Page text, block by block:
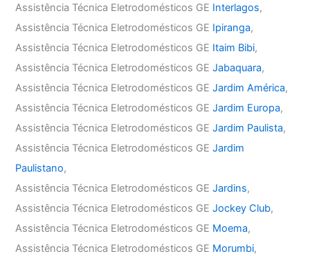
Assistência Técnica Eletrodomésticos GE Interlagos,
Assistência Técnica Eletrodomésticos GE Ipiranga,
Assistência Técnica Eletrodomésticos GE Itaim Bibi,
Assistência Técnica Eletrodomésticos GEJabaquara,
Assistência Técnica Eletrodomésticos GEJardim América,
Assistência Técnica Eletrodomésticos GEJardim Europa,
Assistência Técnica Eletrodomésticos GEJardim Paulista,
Assistência Técnica Eletrodomésticos GEJardim
Paulistano,
Assistência Técnica Eletrodomésticos GEJardins,
Assistência Técnica Eletrodomésticos GEJockey Club,
Assistência Técnica Eletrodomésticos GE Moema,
Assistência Técnica Eletrodomésticos GE Morumbi,